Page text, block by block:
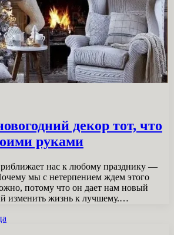
декор тот, что
руками
нас к любому празднику —
мы с нетерпением ждем этого
потому что он дает нам новый
изменить жизнь к лучшему.…